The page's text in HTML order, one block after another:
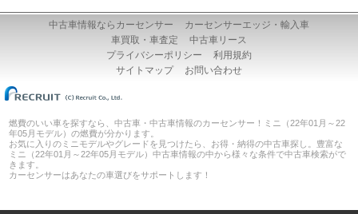
中古車情報ならカーセンサー
カーセンサーエッジ・輸入車
車買取・車査定
中古車リース
プライバシーポリシー
利用規約
サイトマップ
お問い合わせ
燃費のいい車を探すなら、中古車・中古車情報のカーセンサー！ミニ（22年01月～22
年05月モデル）の燃費が分かります。
お気に入りのミニモデルやグレードを見つけたら、お得・納得の中古車探し。豊富な
ミニ（22年01月～22年05月モデル）中古車情報の中から様々な条件で中古車検索がで
きます。
カーセンサーはあなたの車選びをサポートします！